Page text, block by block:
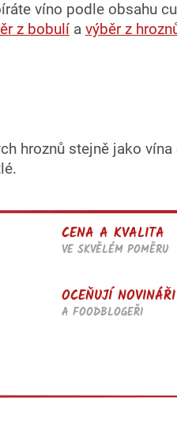
víno podle obsahu
z bobulí a výběr z
hroznů stejně jako vína
CENA A KVALITA
VE SKVĚLÉM POMĚRU
OCEŇUJÍ NOVINÁŘI
A FOODBLOGEŘI